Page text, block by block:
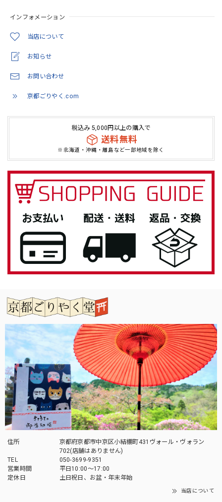
インフォメーション
当店について
お知らせ
お問い合わせ
京都ごりやく.com
税込み 5,000円以上の購入で
送料無料
※北海道・沖縄・離島など一部地域を除く
住所
京都府京都市中京区小結棚町431ヴォール・ヴォラン
702(店舗はありません)
TEL
050-3699-9351
営業時間
平日10:00～17:00
定休日
土日祝日、お盆・年末年始
当店について